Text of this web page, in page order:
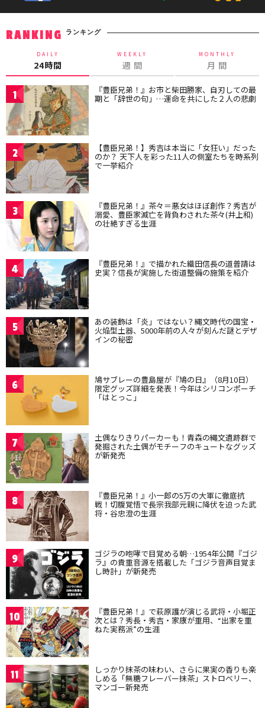
RANKING ランキング
DAILY
24時間
WEEKLY
週 間
MONTHLY
月 間
1 『豊臣兄弟！』お市と柴田勝家、自刃しての最
期と「辞世の句」…運命を共にした２人の悲劇
2 【豊臣兄弟！】秀吉は本当に「女狂い」だった
のか？ 天下人を彩った11人の側室たちを時系列
で一挙紹介
3 『豊臣兄弟！』茶々＝悪女はほぼ創作？秀吉が
溺愛、豊臣家滅亡を背負わされた茶々(井上和)
の壮絶すぎる生涯
4 『豊臣兄弟！』で描かれた織田信長の道普請は
史実？信長が実施した街道整備の施策を紹介
5 あの装飾は「炎」ではない？縄文時代の国宝・
火焔型土器、5000年前の人々が刻んだ謎とデザ
インの秘密
6 鳩サブレーの豊島屋が『鳩の日』（8月10日）
限定グッズ詳細を発表！今年はシリコンポーチ
「はとっこ」
7 土偶なりきりパーカーも！青森の縄文遺跡群で
発掘された土偶がモチーフのキュートなグッズ
が新発売
8 『豊臣兄弟！』小一郎の5万の大軍に徹底抗
戦！切腹覚悟で長宗我部元親に降伏を迫った武
将・谷忠澄の生涯
9 ゴジラの咆哮で目覚める朝…1954年公開『ゴジ
ラ』の貴重音源を搭載した「ゴジラ音声目覚ま
し時計」が新発売
10 『豊臣兄弟！』で萩原護が演じる武将・小堀正
次とは？秀長・秀吉・家康が重用、“出家を重
ねた実務派”の生涯
11 しっかり抹茶の味わい、さらに果実の香りも楽
しめる「無糖フレーバー抹茶」ストロベリー、
マンゴー新発売